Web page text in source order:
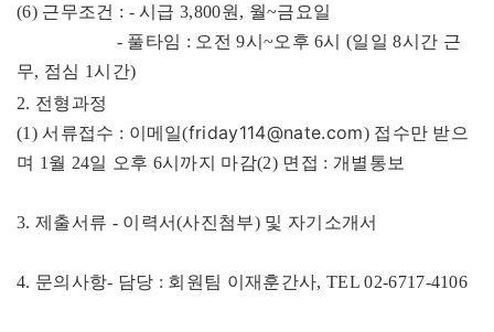
(6) 근무조건 : - 시급 3,800원, 월~금요일
- 풀타임 : 오전 9시~오후 6시 (일일 8시간 근
무, 점심 1시간)
2. 전형과정
(1) 서류접수 : 이메일(friday114@nate.com) 접수만 받으
며 1월 24일 오후 6시까지 마감(2) 면접 : 개별통보
3. 제출서류 - 이력서(사진첨부) 및 자기소개서
4. 문의사항- 담당 : 회원팀 이재훈간사, TEL 02-6717-4106